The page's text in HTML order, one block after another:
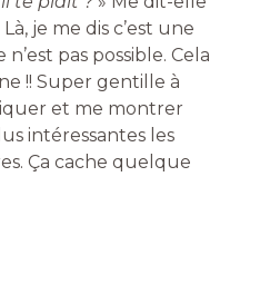
je me dis c’est une
pas possible. Cela
!! Super gentille à
et me montrer
intéressantes les
Ça cache quelque